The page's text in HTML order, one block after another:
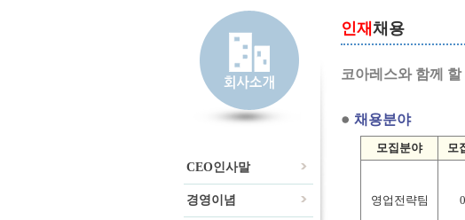
CEO인사말
경영이념
인재 채용
코아레스와 함께
채용분야
모집분야 모
영업전략팀